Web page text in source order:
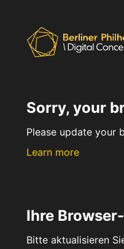
Sorry, your
Please update your
Learn more
Ihre
Bitte aktualisieren